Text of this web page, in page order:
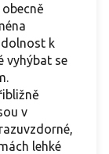
k
vyhýbat se
v
lehké